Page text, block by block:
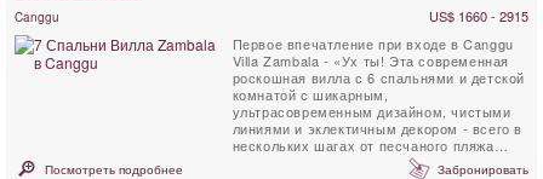
Canggu
US$ 1660 - 2915
Первое впечатление при входе в Canggu
Villa Zambala - «Ух ты! Эта современная
роскошная вилла с 6 спальнями и детской
комнатой с шикарным,
ультрасовременным дизайном, чистыми
линиями и эклектичным декором - всего в
нескольких шагах от песчаного пляжа
Берава в Canggu. Villa Zambala - ...
Посмотреть подробнее Забронировать